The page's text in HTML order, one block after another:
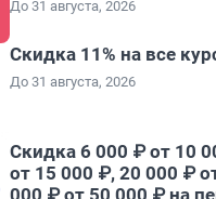
До 31 августа, 2026
Скидка 11% на все
До 31 августа, 2026
Скидка 6 000 ₽ от 10
от 15 000 ₽, 20 000 ₽
000 ₽ от 50 000 ₽ на